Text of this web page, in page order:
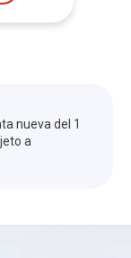
nueva del 1
a